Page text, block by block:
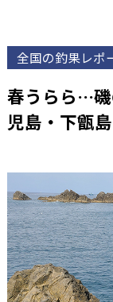
全国の釣果レポ
春うらら…
児島・下甑島